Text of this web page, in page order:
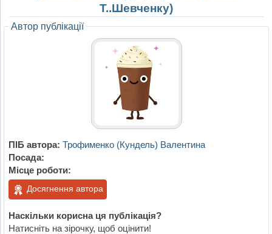
Т..Шевченку)
Автор публікації
ПІБ автора: Трофименко (Кундель) Валентина
Посада:
Місце роботи:
Досягнення автора
Наскільки корисна ця публікація?
Натисніть на зірочку, щоб оцінити!